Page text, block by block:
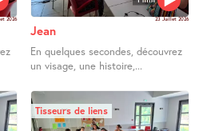
2026 23 Juillet 2026
Jean
En quelques secondes, découvrez
un visage, une histoire,...
Tisseurs de liens